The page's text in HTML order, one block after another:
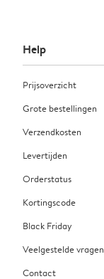
Help
Prijsoverzicht
Grote bestellingen
Verzendkosten
Levertijden
Orderstatus
Kortingscode
Black Friday
Veelgestelde vragen
Contact